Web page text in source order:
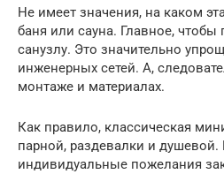
Не имеет значения, на каком
баня или сауна. Главное,
санузлу. Это значительно
инженерных сетей. А,
монтаже и материалах.
Как правило, классическая
парной, раздевалки и душевой.
индивидуальные пожелания